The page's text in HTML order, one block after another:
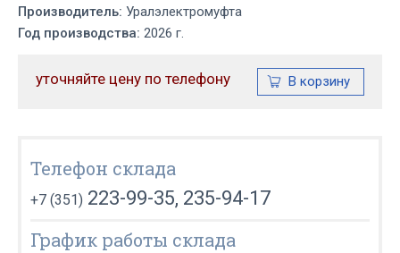
Производитель: Уралэлектромуфта
Год производства: 2026 г.
уточняйте цену по телефону
Телефон склада
+7 (351) 223-99-35, 235-94-17
График работы склада